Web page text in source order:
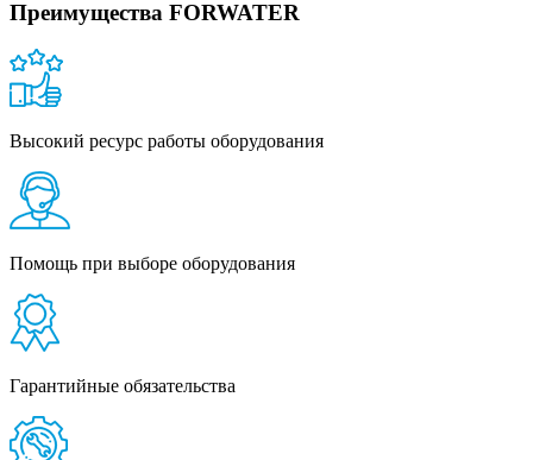
Преимущества FORWATER
Высокий ресурс работы оборудования
Помощь при выборе оборудования
Гарантийные обязательства